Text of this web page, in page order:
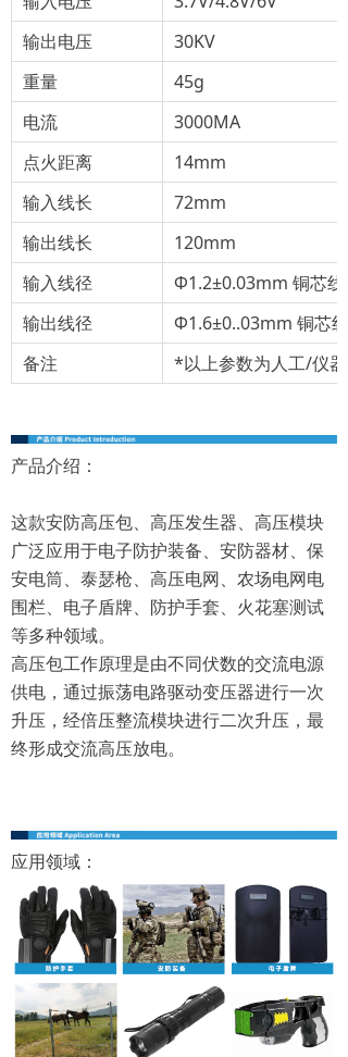
输出电压
30KV
重量
45g
电流
3000MA
点火距离
14mm
输入线长
72mm
输出线长
120mm
输入线径
Φ1.2±0.03mm 铜芯
输出线径
Φ1.6±0..03mm 铜芯
备注
*以上参数为人工/仪
产品介绍：
这款安防高压包、高压发生器、高压模块
广泛应用于电子防护装备、安防器材、保
安电筒、泰瑟枪、高压电网、农场电网电
围栏、电子盾牌、防护手套、火花塞测试
等多种领域。
高压包工作原理是由不同伏数的交流电源
供电，通过振荡电路驱动变压器进行一次
升压，经倍压整流模块进行二次升压，最
终形成交流高压放电。
应用领域：